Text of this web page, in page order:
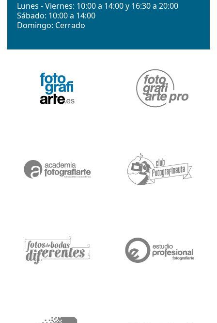
Lunes - Viernes: 10:00 a 14:00 y 16:30 a 20:00
Sábado: 10:00 a 14:00
Domingo: Cerrado